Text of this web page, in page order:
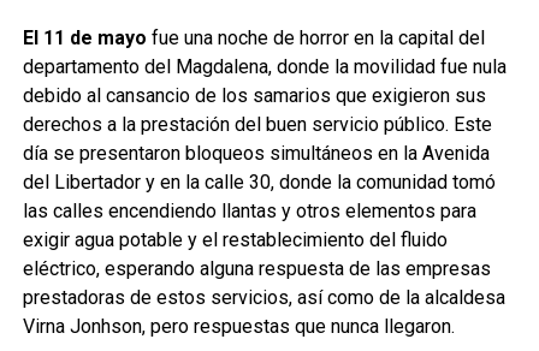
El 11 de mayo fue una noche de horror en la capital del
departamento del Magdalena, donde la movilidad fue nula
debido al cansancio de los samarios que exigieron sus
derechos a la prestación del buen servicio público. Este
día se presentaron bloqueos simultáneos en la Avenida
del Libertador y en la calle 30, donde la comunidad tomó
las calles encendiendo llantas y otros elementos para
exigir agua potable y el restablecimiento del fluido
eléctrico, esperando alguna respuesta de las empresas
prestadoras de estos servicios, así como de la alcaldesa
Virna Jonhson, pero respuestas que nunca llegaron.